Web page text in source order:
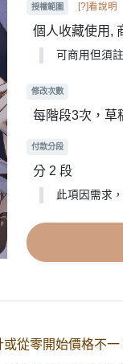
授權範圍 [?]看說明
個人收藏使用,
可商用但須
修改次數
每階段3次，草
付款分段
分 2 段
此項因需求
從零開始價格不一